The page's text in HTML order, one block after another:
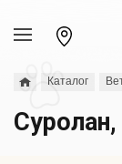
Каталог